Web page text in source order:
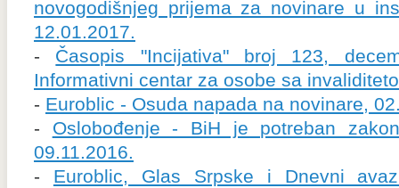
novogodišnjeg prijema za novinare u
12.01.2017.
- Časopis "Incijativa" broj 123,
Informativni centar za osobe sa
- Euroblic - Osuda napada na novinare,
- Oslobođenje - BiH je potreban
09.11.2016.
- Euroblic, Glas Srpske i Dnevni